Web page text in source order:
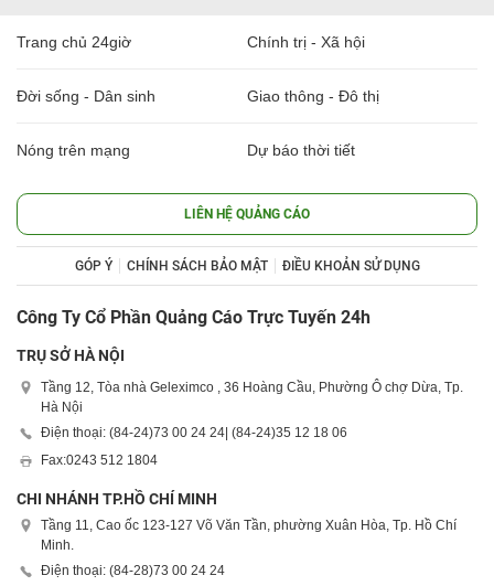
Trang chủ 24giờ Chính trị - Xã hội
Đời sống - Dân sinh Giao thông - Đô thị
Nóng trên mạng Dự báo thời tiết
LIÊN HỆ QUẢNG CÁO
GÓP Ý CHÍNH SÁCH BẢO MẬT ĐIỀU KHOẢN SỬ DỤNG
Công Ty Cổ Phần Quảng Cáo Trực Tuyến 24h
TRỤ SỞ HÀ NỘI
Tầng 12, Tòa nhà Geleximco , 36 Hoàng Cầu, Phường Ô chợ Dừa, Tp.
Hà Nội
Điện thoại: (84-24)73 00 24 24 | (84-24)35 12 18 06
Fax:0243 512 1804
CHI NHÁNH TP.HỒ CHÍ MINH
Tầng 11, Cao ốc 123-127 Võ Văn Tần, phường Xuân Hòa, Tp. Hồ Chí
Minh.
Điện thoại: (84-28)73 00 24 24